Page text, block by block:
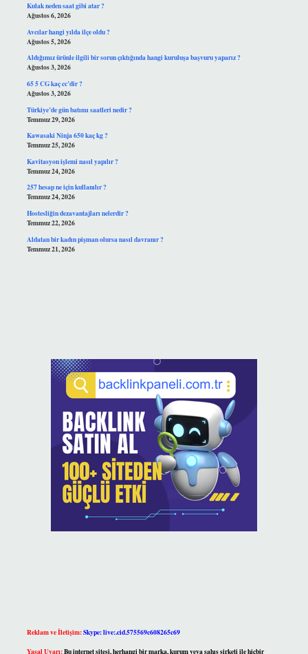
Kulak neden saat gibi atar ?
Ağustos 6, 2026
Avcılar hangi yılda ilçe oldu ?
Ağustos 5, 2026
Aldığımız ürünle ilgili bir sorun çıktığında hangi kuruluşa başvuru yaparız ?
Ağustos 3, 2026
65 5 CG kaç cc’dir ?
Ağustos 3, 2026
Türkiye’de gün batımı saatleri nedir ?
Temmuz 29, 2026
Kawasaki Ninja 650 kaç kg ?
Temmuz 25, 2026
Kavitasyon işlemi nasıl yapılır ?
Temmuz 24, 2026
257 hesap ne için kullanılır ?
Temmuz 24, 2026
Hostesliğin dezavantajları nelerdir ?
Temmuz 22, 2026
Aldatan bir kadın pişman olursa nasıl davranır ?
Temmuz 21, 2026
Reklam ve İletişim:Skype: live:.cid.575569c608265c69
Yasal Uyarı:Bu internet sitesi, herhangi bir marka, kurum veya şahıs şirketi ile hiçbir